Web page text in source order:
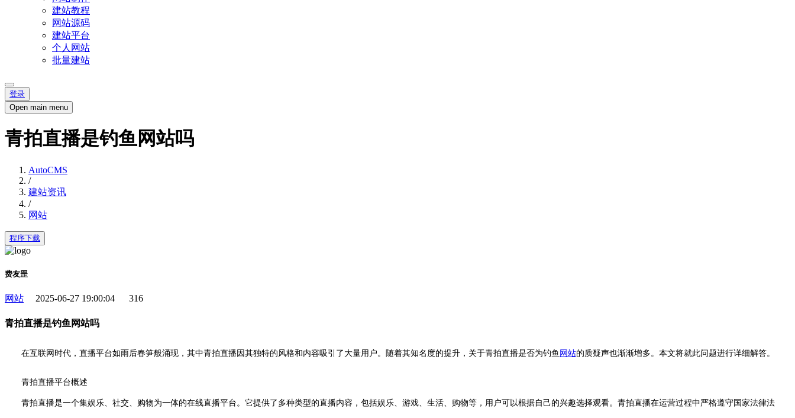
建站教程
网站源码
建站平台
个人网站
批量建站
登录
Open main menu
青拍直播是钓鱼网站吗
AutoCMS
/
建站资讯
/
网站
程序下载
费友罡
网站 2025-06-27 19:00:04 316
青拍直播是钓鱼网站吗
在互联网时代，直播平台如雨后春笋般涌现，其中青拍直播因其独特的风格和内容吸引了大量用户。随着其知名度的提升，关于青拍直播是否为钓鱼 网站的质疑声也渐渐增多。本文将就此问题进行详细解答。
青拍直播平台概述
青拍直播是一个集娱乐、社交、购物为一体的在线直播平台。它提供了多种类型的直播内容，包括娱乐、游戏、生活、购物等，用户可以根据自己的兴趣选择观看。青拍直播在运营过程中严格遵守国家法律法